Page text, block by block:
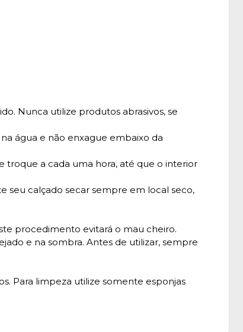
Nunca utilize produtos abrasivos, se
água e não enxague embaixo da
troque a cada uma hora, até que o interior
seu calçado secar sempre em local seco,
procedimento evitará o mau cheiro.
e na sombra. Antes de utilizar, sempre
Para limpeza utilize somente esponjas